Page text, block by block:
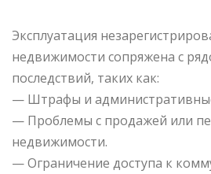
Эксплуатация
недвижимости сопряжена с
последствий, таких как:
— Штрафы и
— Проблемы с продажей или
недвижимости.
— Ограничение доступа к